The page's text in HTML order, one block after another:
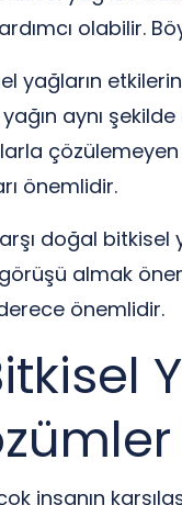
olabilir.
yağların
aynı
önemlidir.
doğal
almak
önemlidir.
insanın